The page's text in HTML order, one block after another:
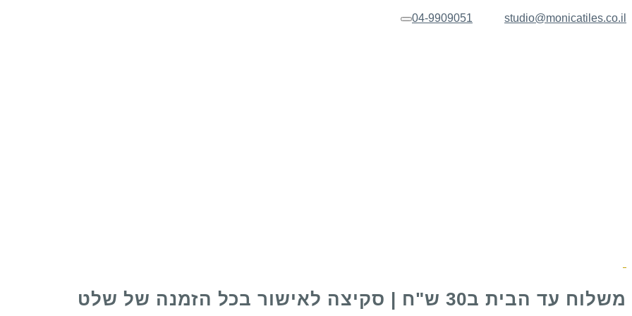
studio@monicatiles.co.il
04-9909051 תפריט
משלוח עד הבית ב30 ש"ח | סקיצה לאישור בכל הזמנה של שלט